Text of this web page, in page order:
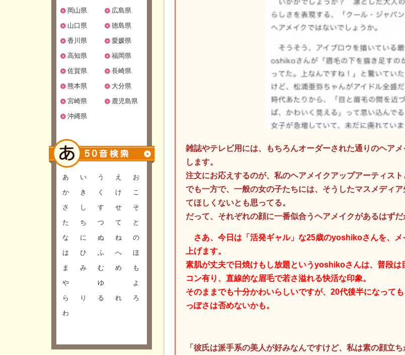
岡山県
広島県
山口県
徳島県
香川県
愛媛県
高知県
福岡県
佐賀県
長崎県
熊本県
大分県
宮崎県
鹿児島県
沖縄県
あ い う え
お
か
き く け
こ
さ
し す せ
そ
た
ち つ て
と
な
に ぬ ね
の
は
ひ ふ へ
ほ
ま
み む め
も
や
ゆ
よ
ら
り る れ
ろ
わ
雑誌やテレビ用には、もちろんオーダーされた通りのヘア
します。
注文にお応えするのが、私のヘアメイクアップアーティスト
でも一方で、一般の女の子たちには、そうしたマスメディ
てほしくないとも思ってる。
だって、それぞれの顔に一番似合うヘアメイクがあるはずだ
さあ、今日は「活発ギャル」な25歳のyoshikoさんを、メ
上げます。
素肌が丈夫で日焼けもし放題というyoshikoさんは、普段は
コン有り、直線的な眉毛で若さ溢れる快活な印象。
そのままでも十分かわいらしいですが、20代後半になって
っぽさは否めないかも。
「彼氏は派手系の美人が好みなんですけど、私は素の顔立